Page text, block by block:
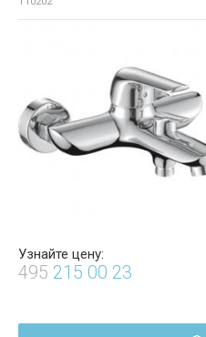
Узнайте цену:
495 215 00 23